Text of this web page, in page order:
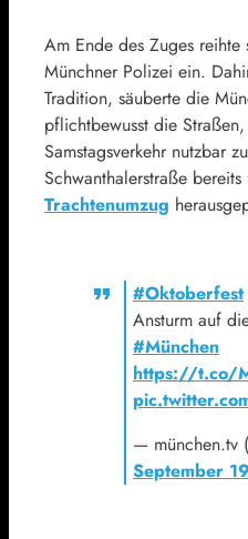
Am Ende des Zuges
Münchner Polizei ein.
Tradition, säuberte die
pflichtbewusst die
Samstagsverkehr nutzbar
Schwanthalerstraße
Trachtenumzug
#Oktoberfest
Ansturm auf
#München
https://t.co/
— münchen.tv
September